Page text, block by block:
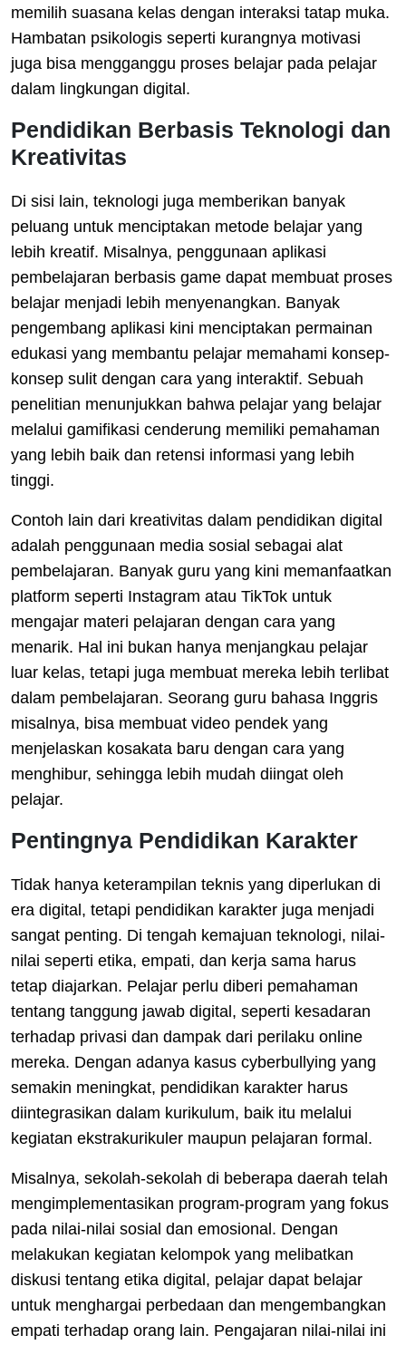
memilih suasana kelas dengan interaksi tatap muka.
Hambatan psikologis seperti kurangnya motivasi
juga bisa mengganggu proses belajar pada pelajar
dalam lingkungan digital.
Pendidikan Berbasis Teknologi dan
Kreativitas
Di sisi lain, teknologi juga memberikan banyak
peluang untuk menciptakan metode belajar yang
lebih kreatif. Misalnya, penggunaan aplikasi
pembelajaran berbasis game dapat membuat proses
belajar menjadi lebih menyenangkan. Banyak
pengembang aplikasi kini menciptakan permainan
edukasi yang membantu pelajar memahami konsep-
konsep sulit dengan cara yang interaktif. Sebuah
penelitian menunjukkan bahwa pelajar yang belajar
melalui gamifikasi cenderung memiliki pemahaman
yang lebih baik dan retensi informasi yang lebih
tinggi.
Contoh lain dari kreativitas dalam pendidikan digital
adalah penggunaan media sosial sebagai alat
pembelajaran. Banyak guru yang kini memanfaatkan
platform seperti Instagram atau TikTok untuk
mengajar materi pelajaran dengan cara yang
menarik. Hal ini bukan hanya menjangkau pelajar
luar kelas, tetapi juga membuat mereka lebih terlibat
dalam pembelajaran. Seorang guru bahasa Inggris
misalnya, bisa membuat video pendek yang
menjelaskan kosakata baru dengan cara yang
menghibur, sehingga lebih mudah diingat oleh
pelajar.
Pentingnya Pendidikan Karakter
Tidak hanya keterampilan teknis yang diperlukan di
era digital, tetapi pendidikan karakter juga menjadi
sangat penting. Di tengah kemajuan teknologi, nilai-
nilai seperti etika, empati, dan kerja sama harus
tetap diajarkan. Pelajar perlu diberi pemahaman
tentang tanggung jawab digital, seperti kesadaran
terhadap privasi dan dampak dari perilaku online
mereka. Dengan adanya kasus cyberbullying yang
semakin meningkat, pendidikan karakter harus
diintegrasikan dalam kurikulum, baik itu melalui
kegiatan ekstrakurikuler maupun pelajaran formal.
Misalnya, sekolah-sekolah di beberapa daerah telah
mengimplementasikan program-program yang fokus
pada nilai-nilai sosial dan emosional. Dengan
melakukan kegiatan kelompok yang melibatkan
diskusi tentang etika digital, pelajar dapat belajar
untuk menghargai perbedaan dan mengembangkan
empati terhadap orang lain. Pengajaran nilai-nilai ini